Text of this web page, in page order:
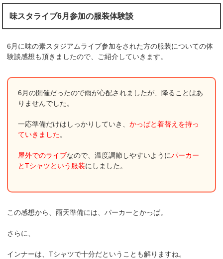
味スタライブ6月参加の服装体験談
6月に味の素スタジアムライブ参加をされた方の服装についての体
験談感想も頂きましたので、ご紹介していきます。
6月の開催だったので雨が心配されましたが、降ることはあ
りませんでした。
一応準備だけはしっかりしていき、かっぱと着替えを持っ
ていきました。
屋外でのライブなので、温度調節しやすいようにパーカー
とTシャツという服装にしました。
この感想から、雨天準備には、パーカーとかっぱ。
さらに、
インナーは、Tシャツで十分だということも解りますね。